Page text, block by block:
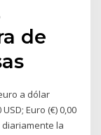
de
a dólar
Euro (€) 0,00
diariamente la